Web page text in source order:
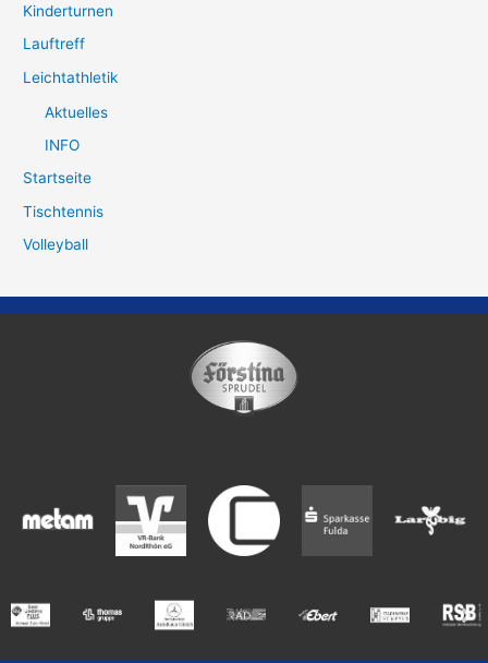
Kinderturnen
Lauftreff
Leichtathletik
Aktuelles
INFO
Startseite
Tischtennis
Volleyball